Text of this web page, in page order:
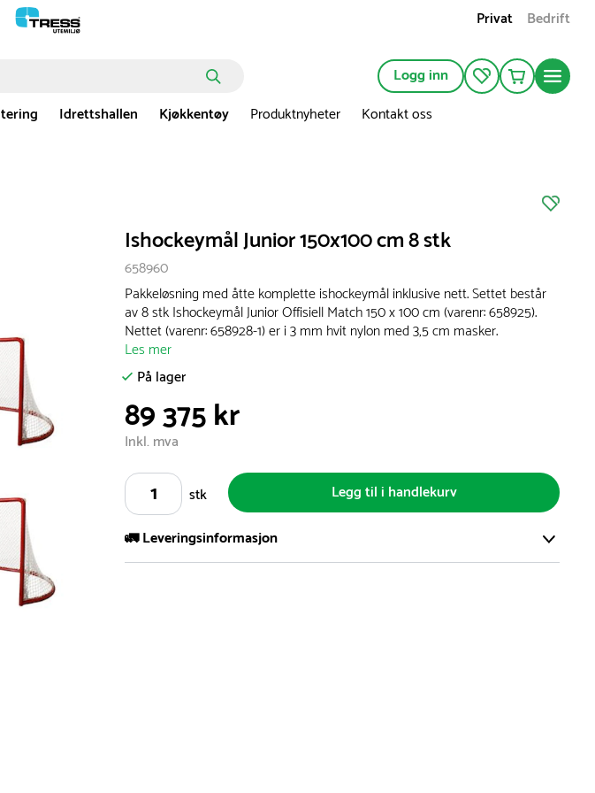
Privat Bedrift
Logg inn
Idrettshallen Kjøkkentøy Produktnyheter Kontakt oss
Ishockeymål Junior 150x100 cm 8 stk
658960
Pakkeløsning med åtte komplette ishockeymål inklusive nett. Settet består
av 8 stk Ishockeymål Junior Offisiell Match 150 x 100 cm (varenr: 658925).
Nettet (varenr: 658928-1) er i 3 mm hvit nylon med 3,5 cm masker.
Les mer
På lager
89 375 kr
Inkl. mva
stk
Legg til i handlekurv
🚛 Leveringsinformasjon